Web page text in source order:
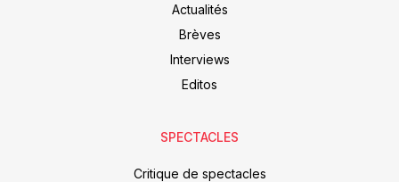
Actualités
Brèves
Interviews
Editos
SPECTACLES
Critique de spectacles